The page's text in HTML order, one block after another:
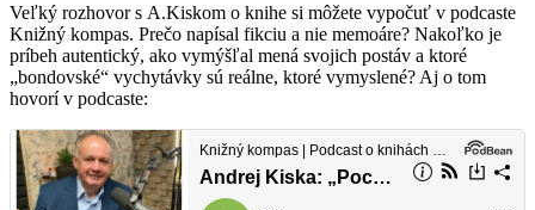
Veľký rozhovor s A.Kiskom o knihe si môžete vypočuť v podcaste
Knižný kompas. Prečo napísal fikciu a nie memoáre? Nakoľko je
príbeh autentický, ako vymýšľal mená svojich postáv a ktoré
„bondovské“ vychytávky sú reálne, ktoré vymyslené? Aj o tom
hovorí v podcaste: